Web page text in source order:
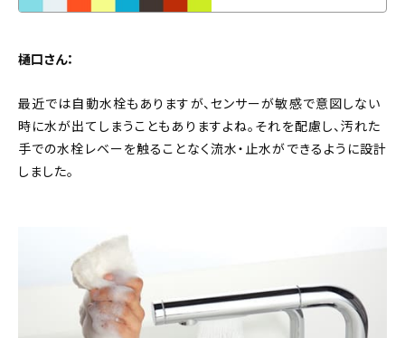
樋口さん：
最近では自動水栓もありますが、センサーが敏感で意図しない
時に水が出てしまうこともありますよね。それを配慮し、汚れた
手での水栓レベーを触ることなく流水・止水ができるように設計
しました。